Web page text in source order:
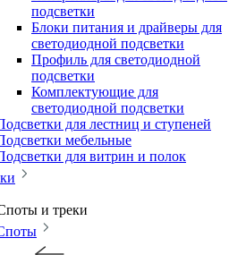
подсветки
Блоки питания и драйверы для
светодиодной подсветки
Профиль для светодиодной
подсветки
Комплектующие для
светодиодной подсветки
для лестниц и ступеней
мебельные
для витрин и полок
и треки